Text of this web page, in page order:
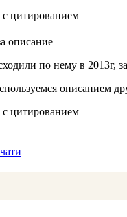
с цитированием
описание
по нему в 2013г,
описанием
с цитированием